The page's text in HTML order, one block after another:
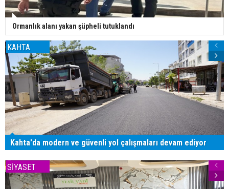
Ormanlık alanı yakan şüpheli tutuklandı
KAHTA
Kahta'da modern ve güvenli yol çalışmaları devam ediyor
SİYASET